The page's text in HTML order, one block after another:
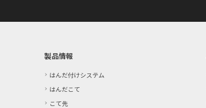
製品情報
はんだ付けシステム
はんだこて
こて先